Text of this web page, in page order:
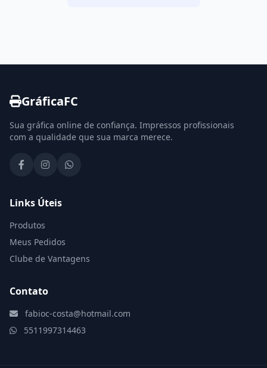
GráficaFC
Sua gráfica online de confiança. Impressos profissionais
com a qualidade que sua marca merece.
Links Úteis
Produtos
Meus Pedidos
Clube de Vantagens
Contato
fabioc-costa@hotmail.com
5511997314463